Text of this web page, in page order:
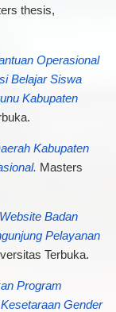
thesis,
Operasional
Belajar Siswa
Kabupaten
Kabupaten
Masters
Badan
Pelayanan
Terbuka.
Program
Gender